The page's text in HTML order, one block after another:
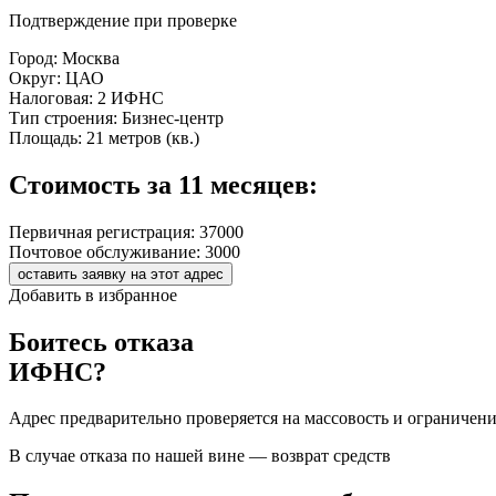
Подтверждение при проверке
Город: Москва
Округ: ЦАО
Налоговая: 2 ИФНС
Тип строения: Бизнес-центр
Площадь: 21 метров (кв.)
Стоимость за 11 месяцев:
Первичная регистрация: 37000
Почтовое обслуживание: 3000
оставить заявку на этот адрес
Добавить в избранное
Боитесь отказа
ИФНС?
Адрес предварительно проверяется на массовость и
В случае отказа по нашей вине — возврат средств